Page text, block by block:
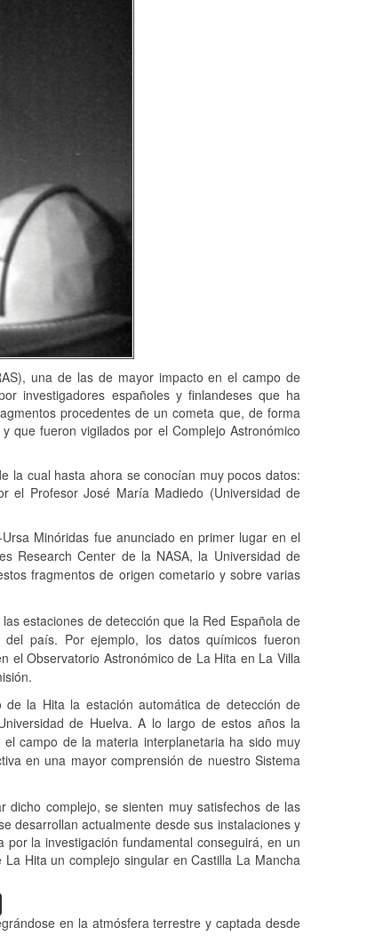
una de las de mayor impacto en el campo de
investigadores españoles y finlandeses que ha
procedentes de un cometa que, de forma
que fueron vigilados por el Complejo Astronómico
la cual hasta ahora se conocían muy pocos datos:
el Profesor José María Madiedo (Universidad de
Minóridas fue anunciado en primer lugar en el
Research Center de la NASA, la Universidad de
fragmentos de origen cometario y sobre varias
estaciones de detección que la Red Española de
del país. Por ejemplo, los datosquímicos fueron
el Observatorio Astronómico de La Hita en La Villa
la Hita la estación automática de detección de
de Huelva. A lo largo de estos años la
campo de la materia interplanetaria ha sido muy
en una mayor comprensión de nuestro Sistema
dicho complejo, se sienten muy satisfechos de las
desarrollan actualmente desde sus instalaciones y
la investigación fundamental conseguirá, en un
Hita un complejo singular en Castilla La Mancha
en la atmósfera terrestre y captada desde